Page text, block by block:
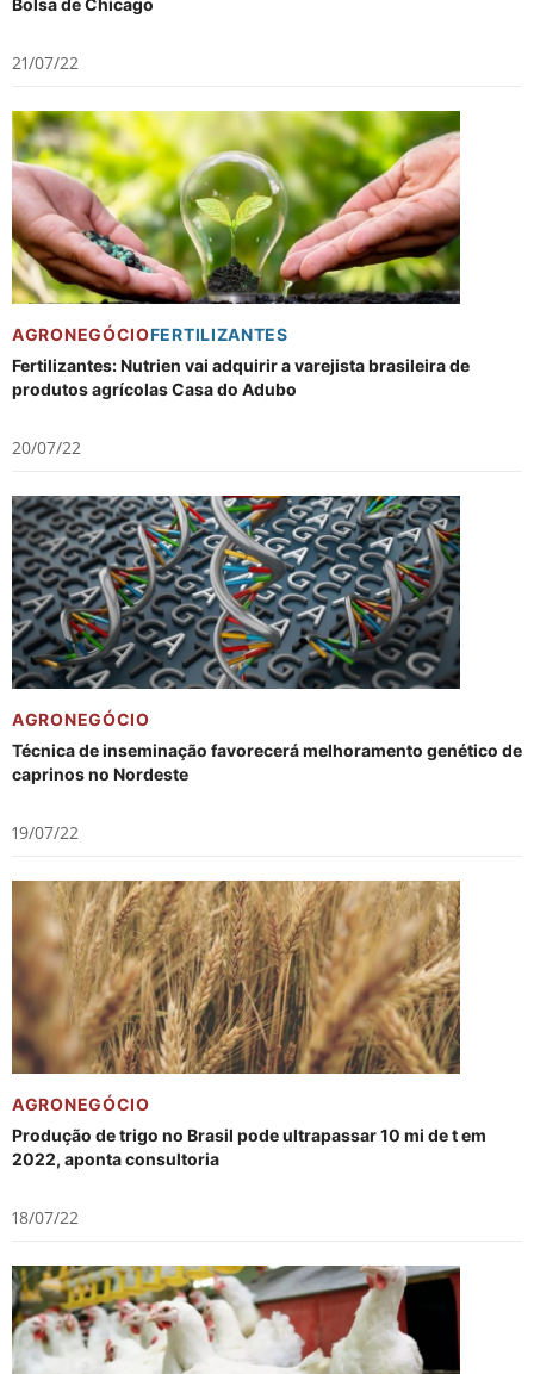
Bolsa de Chicago
21/07/22
AGRONEGÓCIOFERTILIZANTES
Fertilizantes: Nutrien vai adquirir a varejista brasileira de
produtos agrícolas Casa do Adubo
20/07/22
AGRONEGÓCIO
Técnica de inseminação favorecerá melhoramento genético de
caprinos no Nordeste
19/07/22
AGRONEGÓCIO
Produção de trigo no Brasil pode ultrapassar 10 mi de t em
2022, aponta consultoria
18/07/22